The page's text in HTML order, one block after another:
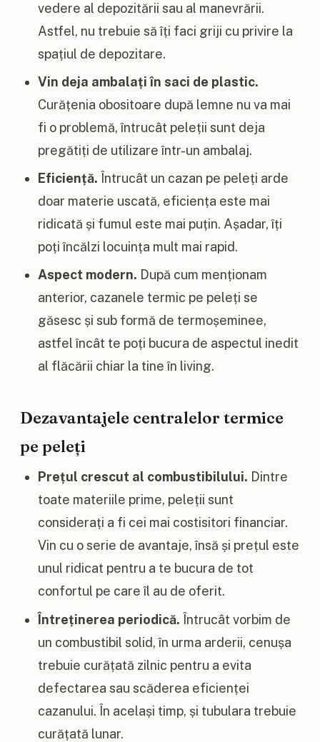
vedere al depozitării sau al manevrării.
Astfel, nu trebuie să îți faci griji cu privire la
spațiul de depozitare.
Vin deja ambalați în saci de plastic.
Curățenia obositoare după lemne nu va mai
fi o problemă, întrucât peleții sunt deja
pregătiți de utilizare într-un ambalaj.
Eficiență. Întrucât un cazan pe peleți arde
doar materie uscată, eficiența este mai
ridicată și fumul este mai puțin. Așadar, îți
poți încălzi locuința mult mai rapid.
Aspect modern. După cum menționam
anterior, cazanele termic pe peleți se
găsesc și sub formă de termoșeminee,
astfel încât te poți bucura de aspectul inedit
al flăcării chiar la tine în living.
Dezavantajele centralelor termice
pe peleți
Prețul crescut al combustibilului. Dintre
toate materiile prime, peleții sunt
considerați a fi cei mai costisitori financiar.
Vin cu o serie de avantaje, însă și prețul este
unul ridicat pentru a te bucura de tot
confortul pe care îl au de oferit.
Întreținerea periodică. Întrucât vorbim de
un combustibil solid, în urma arderii, cenușa
trebuie curățată zilnic pentru a evita
defectarea sau scăderea eficienței
cazanului. În același timp, și tubulara trebuie
curățată lunar.